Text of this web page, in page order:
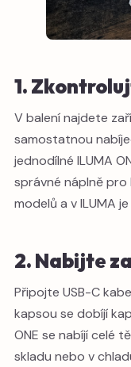
1.
V balení najdete
samostatnou
jednodílné ILUMA
správné náplně pro
modelů a v ILUMA
2. Nabijte
Připojte USB-C
kapsou se dobíjí
ONE se nabíjí celé
skladu nebo v